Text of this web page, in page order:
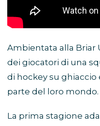
Ambientata alla Briar
dei giocatori di una
di hockey su
parte del loro mondo.
La prima stagione